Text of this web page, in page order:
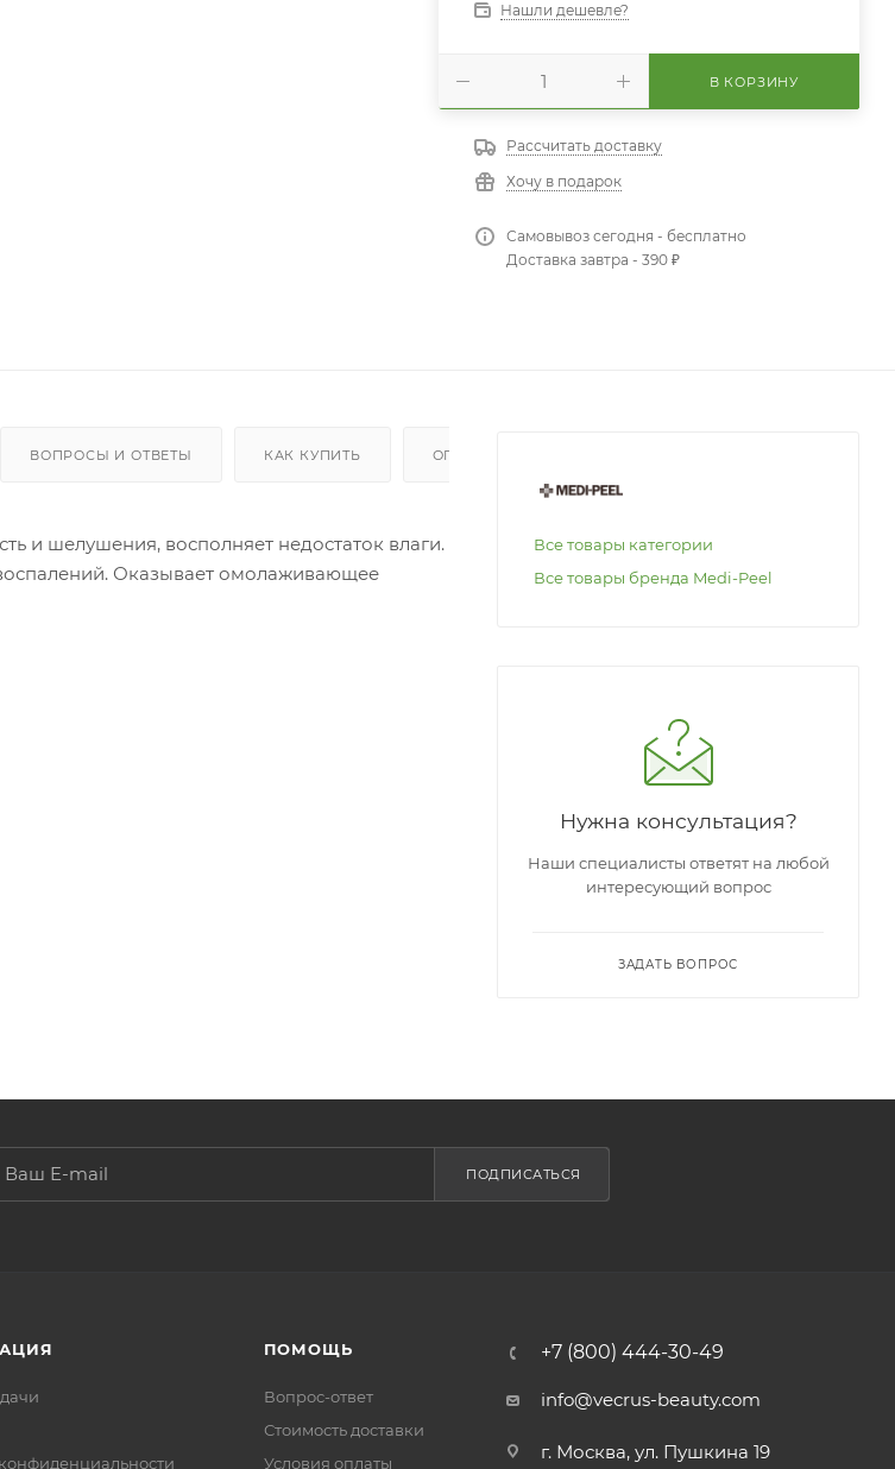
Нашли дешевле?
В КОРЗИНУ
Рассчитать доставку
Хочу в подарок
Самовывоз сегодня - бесплатно
Доставка завтра - 390 ₽
ВОПРОСЫ И ОТВЕТЫ КАК КУПИТЬ ОПЛАТА
и шелушения, восполняет недостаток влаги.
Оказывает омолаживающее
Все товары категории
Все товары бренда Medi-Peel
Нужна консультация?
Наши специалисты ответят на любой
интересующий вопрос
ЗАДАТЬ ВОПРОС
ПОДПИСАТЬСЯ
ПОМОЩЬ
Вопрос-ответ
Стоимость доставки
Условия оплаты
+7 (800) 444-30-49
info@vecrus-beauty.com
г. Москва, ул. Пушкина 19